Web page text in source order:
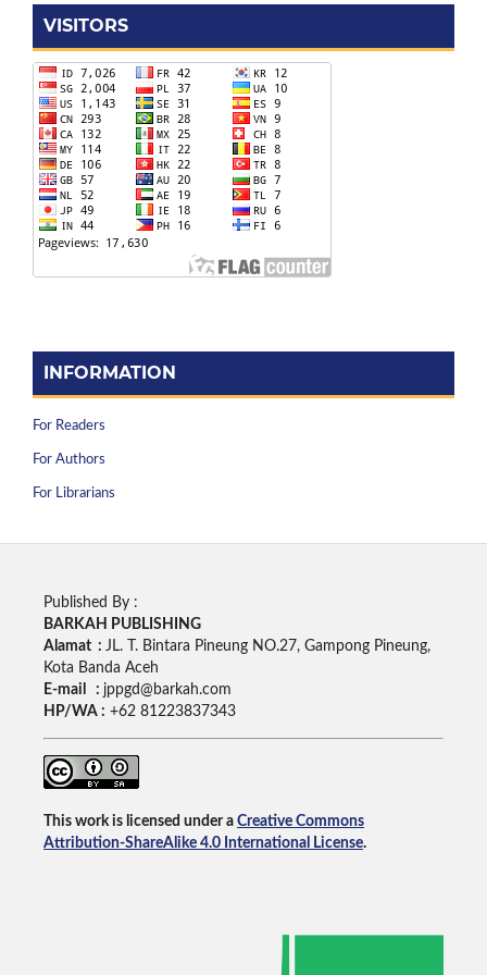
VISITORS
INFORMATION
For Readers
For Authors
For Librarians
Published By :
BARKAH PUBLISHING
Alamat : JL. T. Bintara Pineung NO.27, Gampong Pineung,
Kota Banda Aceh
E-mail : jppgd@barkah.com
HP/WA : +62 81223837343
This work is licensed under a Creative Commons
Attribution-ShareAlike 4.0 International License.